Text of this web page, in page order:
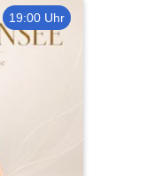
19:00 Uhr